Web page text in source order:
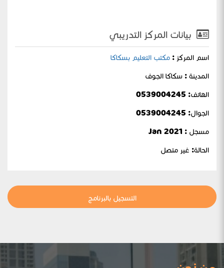
بيانات المركز التدريبي
اسم المركز : مكتب التعليم بسكاكا
المدينة : سكاكا الجوف
الهاتف: 0539004245
الجوال:
مسجل : Jan 2021
الحالة: غير متصل
التسجيل بالبرنامج